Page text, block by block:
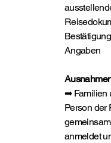
Angaben
➡ Familien
Person der
anmeldet